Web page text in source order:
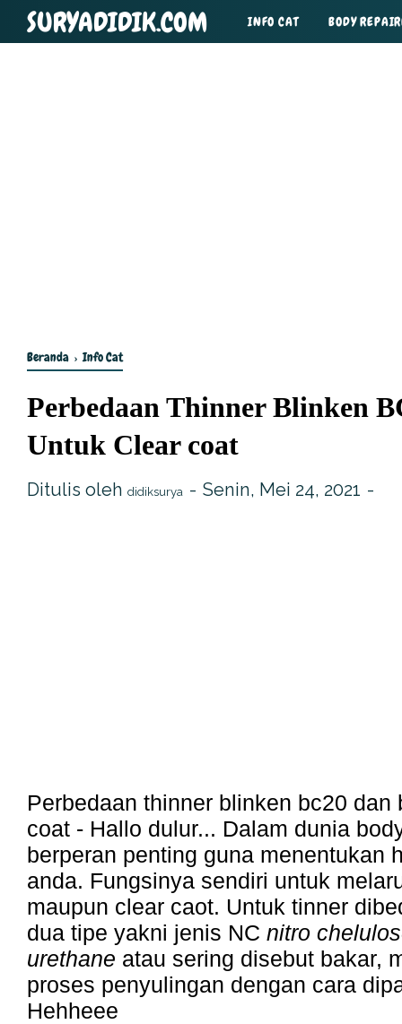
SURYADIDIK.COM INFO CAT BODY
Beranda ›Info Cat
Perbedaan Thinner Blinken
Untuk Clear coat
Ditulis oleh didiksurya Senin, Mei 24, 2021
Perbedaan thinner blinken bc20 dan
coat - Hallo dulur... Dalam dunia
berperan penting guna menentukan
anda. Fungsinya sendiri untuk
maupun clear caot. Untuk tinner
dua tipe yakni jenis NC nitro
urethane atau sering disebut bakar,
proses penyulingan dengan cara
Hehheee